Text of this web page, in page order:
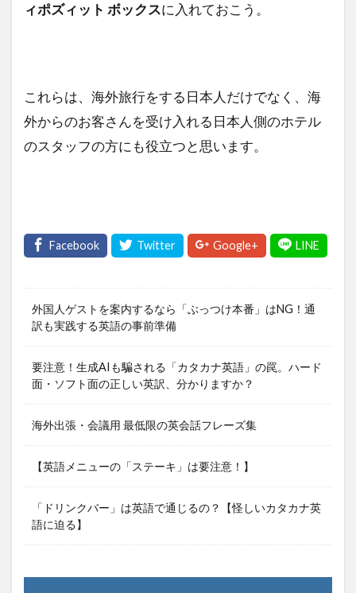
ィポズィット ボックスに入れておこう。
これらは、海外旅行をする日本人だけでなく、海
外からのお客さんを受け入れる日本人側のホテル
のスタッフの方にも役立つと思います。
外国人ゲストを案内するなら「ぶっつけ本番」はNG！通
訳も実践する英語の事前準備
要注意！生成AIも騙される「カタカナ英語」の罠。ハード
面・ソフト面の正しい英訳、分かりますか？
海外出張・会議用 最低限の英会話フレーズ集
【英語メニューの「ステーキ」は要注意！】
「ドリンクバー」は英語で通じるの？【怪しいカタカナ英
語に迫る】